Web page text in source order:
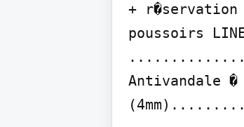
+
poussoirs
Antivandale